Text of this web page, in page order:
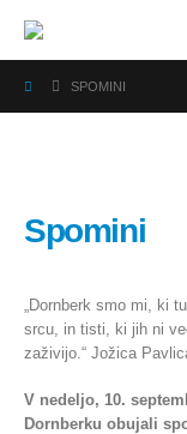
SPOMINI
Spomini
„Dornberk smo mi, ki
srcu, in tisti, ki jih ni
zaživijo.“ Jožica
V nedeljo, 10.
Dornberku obujali